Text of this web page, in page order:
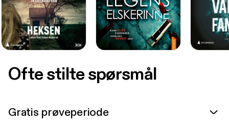
Ofte stilte spørsmål
Gratis prøveperiode